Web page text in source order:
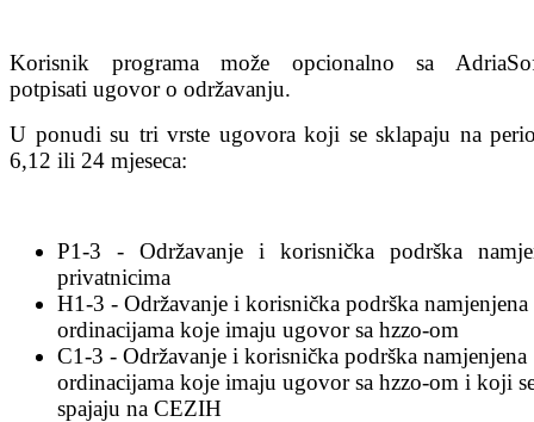
Korisnik programa može opcionalno sa
potpisati ugovor o održavanju.
U ponudi su tri vrste ugovora koji se sklapaju na
6,12 ili 24 mjeseca:
P1-3 - Održavanje i korisnička podrška
privatnicima
H1-3 - Održavanje i korisnička podrška namjenjena
ordinacijama koje imaju ugovor sa hzzo-om
C1-3 - Održavanje i korisnička podrška namjenjena
ordinacijama koje imaju ugovor sa hzzo-om i koji
spajaju na CEZIH